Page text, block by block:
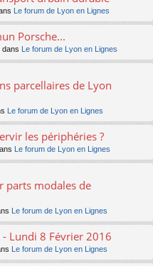
Le forum de Lyon en Lignes
Porsche...
dans Le forum de Lyon en Lignes
parcellaires de Lyon
Le forum de Lyon en Lignes
les périphéries ?
Le forum de Lyon en Lignes
parts modales de
Le forum de Lyon en Lignes
Lundi 8 Février 2016
Le forum de Lyon en Lignes